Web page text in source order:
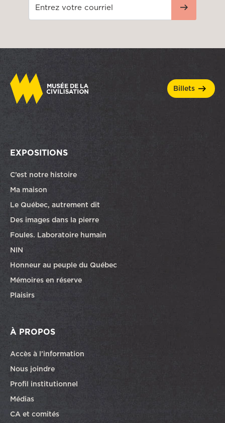
billets
EXPOSITIONS
C’est notre histoire
Ma maison
Le Québec, autrement dit
Des images dans la pierre
Foules. Laboratoire humain
NIN
Honneur au peuple du Québec
Mémoires en réserve
Plaisirs
À PROPOS
Accès à l’information
Nous joindre
Profil institutionnel
Médias
CA et comités